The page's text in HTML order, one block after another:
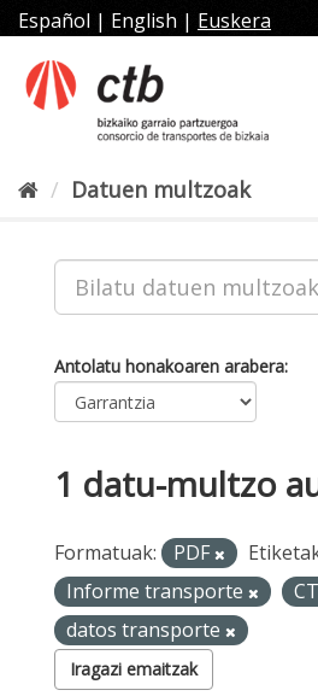
Joan
edukira
Español | English | Euskera
Datuen multzoak
Antolatu honakoaren arabera
1 datu-multzo
Formatuak: PDF
Informe transporte
datos transporte
Iragazi emaitzak